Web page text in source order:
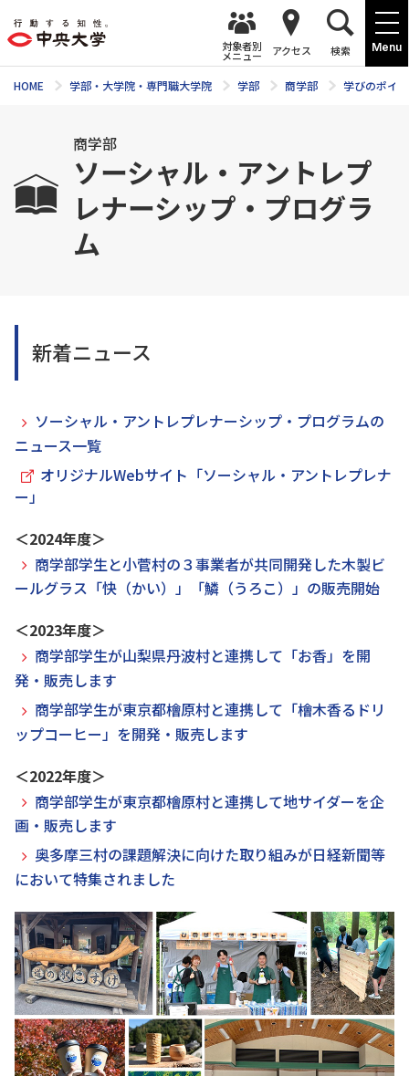
Menu
対象者別
メニュー アクセス 検索
HOME 学部・大学院・専門職大学院 学部 商学部 学びのポイ
商学部
ソーシャル・アントレプ
レナーシップ・プログラ
ム
新着ニュース
ソーシャル・アントレプレナーシップ・プログラムの
ニュース一覧
オリジナルWebサイト「ソーシャル・アントレプレナ
ー」
＜2024年度＞
商学部学生と小菅村の３事業者が共同開発した木製ビ
ールグラス「快（かい）」「鱗（うろこ）」の販売開始
＜2023年度＞
商学部学生が山梨県丹波村と連携して「お香」を開
発・販売します
商学部学生が東京都檜原村と連携して「檜木香るドリ
ップコーヒー」を開発・販売します
＜2022年度＞
商学部学生が東京都檜原村と連携して地サイダーを企
画・販売します
奥多摩三村の課題解決に向けた取り組みが日経新聞等
において特集されました